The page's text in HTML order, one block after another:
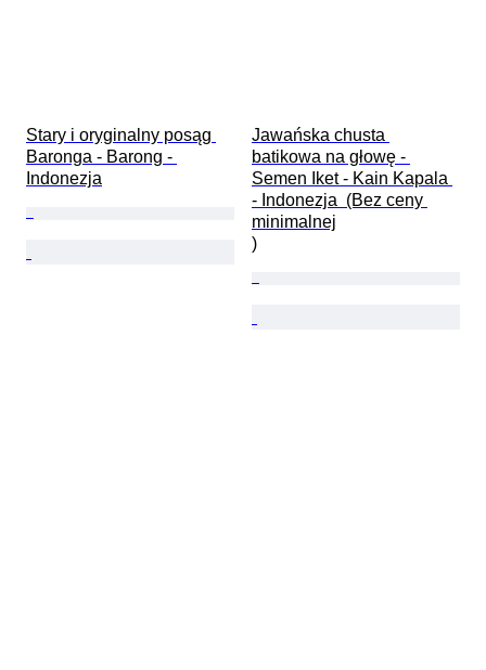
Stary i oryginalny posąg
Baronga - Barong -
Indonezja
Jawańska chusta
batikowa na głowę -
Semen Iket - Kain Kapala
- Indonezja  (Bez ceny
minimalnej
)